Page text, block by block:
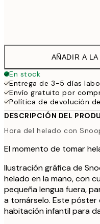
AÑADIR A
En stock
Entrega de 3-5 días
Envío gratuito por
Política de devolución
DESCRIPCIÓN DEL
Hora del helado con
El momento de tomar
Ilustración gráfica de
helado en la mano, con
pequeña lengua fuera,
a tomárselo. Este póster
habitación infantil para